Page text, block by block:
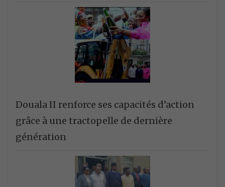
Douala II renforce ses capacités d’action
grâce à une tractopelle de dernière
génération